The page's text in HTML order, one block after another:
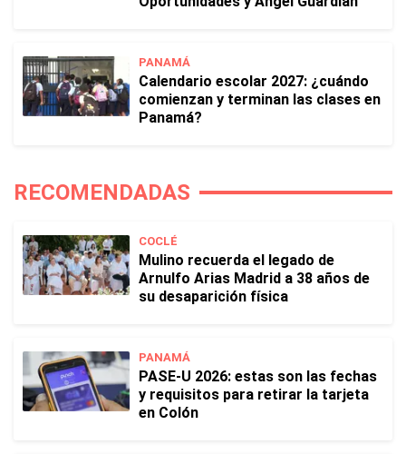
PANAMÁ
Calendario escolar 2027: ¿cuándo
comienzan y terminan las clases en
Panamá?
RECOMENDADAS
COCLÉ
Mulino recuerda el legado de
Arnulfo Arias Madrid a 38 años de
su desaparición física
PANAMÁ
PASE-U 2026: estas son las fechas
y requisitos para retirar la tarjeta
en Colón